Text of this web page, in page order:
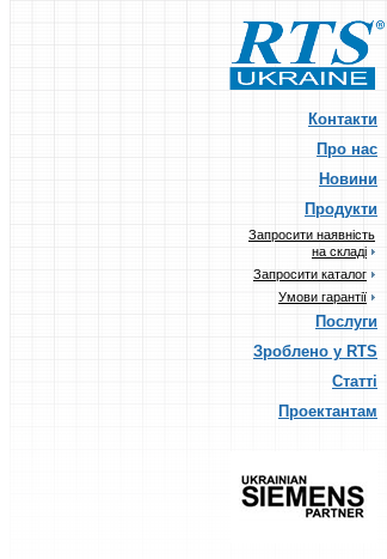
Контакти
Про нас
Новини
Продукти
Запросити наявність
на складі
Запросити каталог
Умови гарантії
Послуги
Зроблено у RTS
Статті
Проектантам